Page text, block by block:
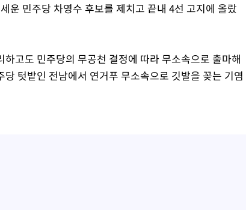
운 민주당 차영수 후보를 제치고 끝내 4선 고지에 올랐
고도 민주당의 무공천 결정에 따라 무소속으로 출마해
텃밭인 전남에서 연거푸 무소속으로 깃발을 꽂는 기염